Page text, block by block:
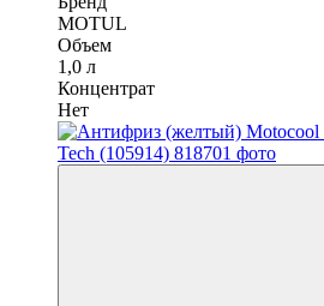
MOTUL
Объем
1,0 л
Концентрат
Нет